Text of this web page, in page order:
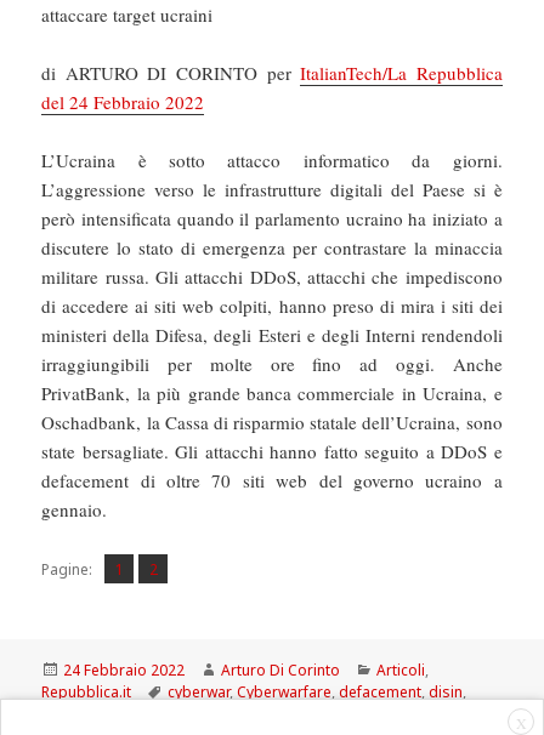
attaccare target ucraini
di ARTURO DI CORINTO perItalianTech/La Repubblica
del 24 Febbraio 2022
L’Ucraina è sotto attacco informatico da giorni.
L’aggressione verso le infrastrutture digitali del Paese si è
però intensificata quando il parlamento ucraino ha iniziato a
discutere lo stato di emergenza per contrastare la minaccia
militare russa. Gli attacchi DDoS, attacchi che impediscono
di accedere ai siti web colpiti, hanno preso di mira i siti dei
ministeri della Difesa, degli Esteri e degli Interni rendendoli
irraggiungibili per molte ore fino ad oggi. Anche
PrivatBank, la più grande banca commerciale in Ucraina, e
Oschadbank, la Cassa di risparmio statale dell’Ucraina, sono
state bersagliate. Gli attacchi hanno fatto seguito a DDoS e
defacement di oltre 70 siti web del governo ucraino a
gennaio.
Pagine: Pagina
1 ,
Pagina
2
Scritto
il
24 Febbraio 2022 Autore
Arturo Di Corinto Categorie
Articoli,
Repubblica.it
Tag
cyberwar,Cyberwarfare,defacement,disin,
X